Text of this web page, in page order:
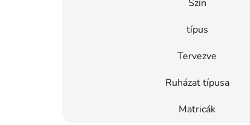
Szín
típus
Tervezve
Ruházat típusa
Matricák